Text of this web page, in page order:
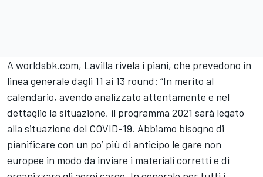
A worldsbk.com, Lavilla rivela i piani, che prevedono in
linea generale dagli 11 ai 13 round: “In merito al
calendario, avendo analizzato attentamente e nel
dettaglio la situazione, il programma 2021 sarà legato
alla situazione del COVID-19. Abbiamo bisogno di
pianificare con un po’ più di anticipo le gare non
europee in modo da inviare i materiali corretti e di